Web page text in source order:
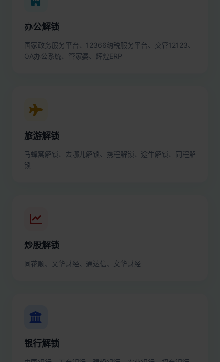
办公解锁
国家政务服务平台、12366纳税服务平台、交管12123、
OA办公系统、管家婆、辉煌ERP
旅游解锁
马蜂窝解锁、去哪儿解锁、携程解锁、途牛解锁、同程解
锁
炒股解锁
同花顺、文华财经、通达信、文华财经
银行解锁